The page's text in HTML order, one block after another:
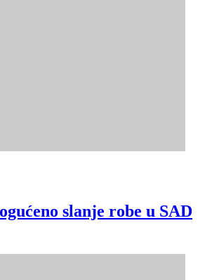
slanje robe u SAD